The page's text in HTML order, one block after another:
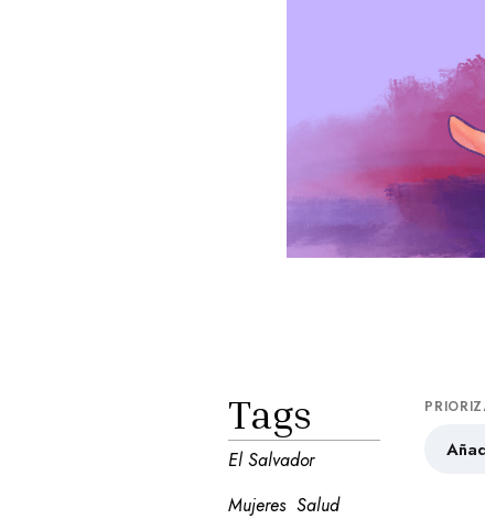
Tags
El Salvador
Mujeres Salud